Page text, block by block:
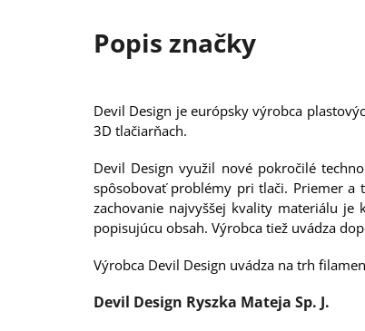
Devil Design je európsky výrobca
3D tlačiarňach.
Devil Design využil nové pokročilé
spôsobovať problémy pri tlači. Priemer a
zachovanie najvyššej kvality materiálu je
popisujúcu obsah. Výrobca tiež uvádza
Výrobca Devil Design uvádza na trh
Devil Design Ryszka Mateja Sp. J.